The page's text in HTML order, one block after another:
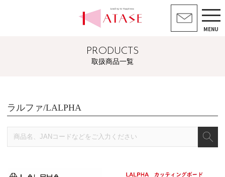
MENU
PRODUCTS
取扱商品一覧
ラルファ/LALPHA